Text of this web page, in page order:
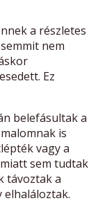
a részletes
nem
Ez
belefásultak a
is
vagy a
sem tudtak
távoztak a
elhaláloztak.